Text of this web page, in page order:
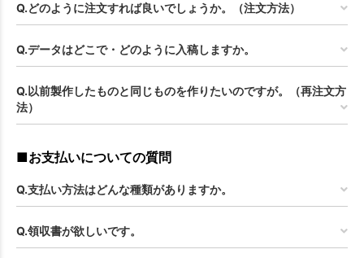
Q.どのように注文すれば良いでしょうか。（注文方法）
Q.データはどこで・どのように入稿しますか。
Q.以前製作したものと同じものを作りたいのですが。（再注文方
法）
■お支払いについての質問
Q.支払い方法はどんな種類がありますか。
Q.領収書が欲しいです。